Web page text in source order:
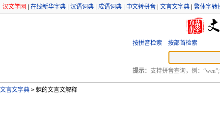
汉文学网 在线新华字典 汉语词典 成语词典 中文转拼音 文言文字典 繁体字转
按拼音检索 按部首检索
提示： 支持拼音查询，例：
文言文字典 > 棘的文言文解释